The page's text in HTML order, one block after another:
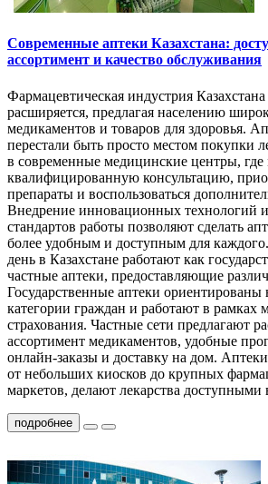
Современные аптеки Казахстана:
ассортимент и качество обслуживания
Фармацевтическая индустрия
расширяется, предлагая населению
медикаментов и товаров для здоровья.
перестали быть просто местом покупки
в современные медицинские центры,
квалифицированную консультацию,
препараты и воспользоваться
Внедрение инновационных технологий
стандартов работы позволяют сделать
более удобным и доступным для
день в Казахстане работают как
частные аптеки, предоставляющие
Государственные аптеки ориентированы
категории граждан и работают в рамках
страхования. Частные сети предлагают
ассортимент медикаментов, удобные
онлайн-заказы и доставку на дом.
от небольших киосков до крупных
маркетов, делают лекарства доступными
подробнее